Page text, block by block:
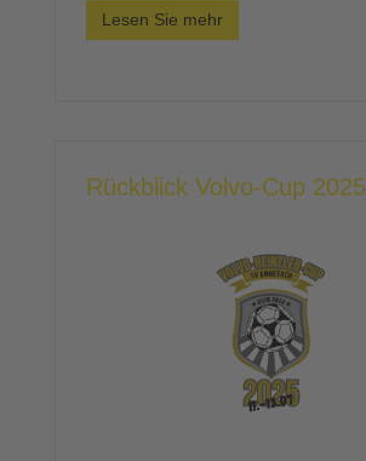
Lesen Sie mehr
Rückblick Volvo-Cup 2025